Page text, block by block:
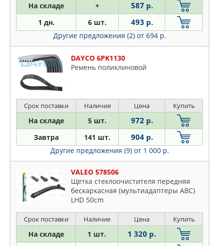
На складе + 587 р.
1 дн. 6 шт. 493 р.
Другие предложения (2) от 694 р.
DAYCO 6PK1130
Ремень поликлиновой
Срок поставки Наличие Цена Купить
На складе 5 шт. 972 р.
Завтра 141 шт. 904 р.
Другие предложения (9) от 1 000 р.
VALEO 578506
Щетка стеклоочистителя передняя
бескаркасная (мультиадаптеры ABC)
LHD 50cm
Срок поставки Наличие Цена Купить
На складе 1 шт. 1 320 р.